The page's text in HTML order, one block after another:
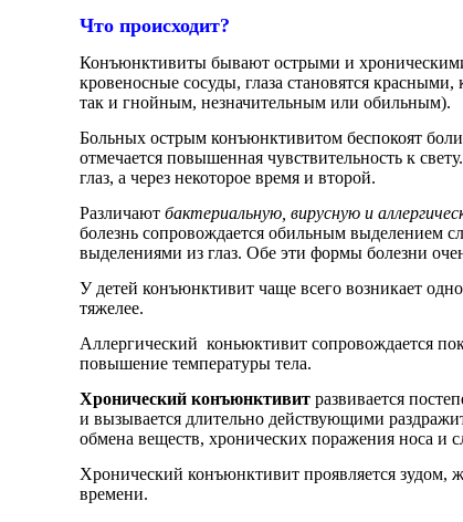
Что происходит?
Конъюнктивиты бывают острыми и
кровеносные сосуды, глаза становятся
так и гнойным, незначительным или обильным).
Больных острым конъюнктивитом беспокоят
отмечается повышенная чувствительность к
глаз, а через некоторое время и второй.
Различают бактериальную, вирусную и
болезнь сопровождается обильным выделением
выделениями из глаз. Обе эти формы болезни
У детей конъюнктивит чаще всего возникает
тяжелее.
Аллергический коньюктивит сопровождается
повышение температуры тела.
Хронический конъюнктивит развивается
и вызывается длительно действующими
обмена веществ, хронических поражения носа и
Хронический конъюнктивит проявляется зудом,
времени.